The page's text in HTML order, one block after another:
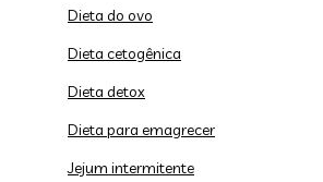
Dieta do ovo
Dieta cetogênica
Dieta detox
Dieta para emagrecer
Jejum intermitente